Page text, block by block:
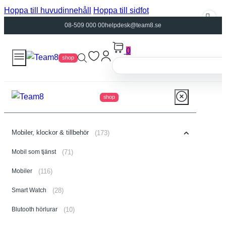
Hoppa till huvudinnehåll Hoppa till sidfot
08-509 000 00helpdesk@team8.se
shop
0
shop
Mobiler, klockor & tillbehör (173)
Mobil som tjänst (71)
Mobiler (116)
Smart Watch (28)
Blutooth hörlurar (10)